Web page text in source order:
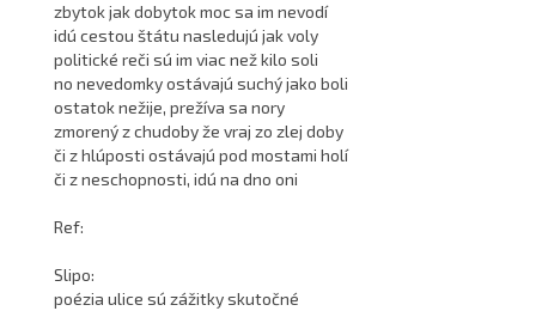
zbytok jak dobytok moc sa im nevodí
idú cestou štátu nasledujú jak voly
politické reči sú im viac než kilo soli
no nevedomky ostávajú suchý jako boli
ostatok nežije, prežíva sa nory
zmorený z chudoby že vraj zo zlej doby
či z hlúposti ostávajú pod mostami holí
či z neschopnosti, idú na dno oni
Ref:
Slipo:
poézia ulice sú zážitky skutočné